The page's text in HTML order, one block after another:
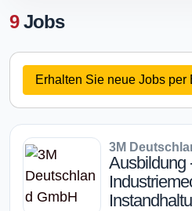
9Jobs
Erhalten Sie neue Jobs
3M
Ausbildung